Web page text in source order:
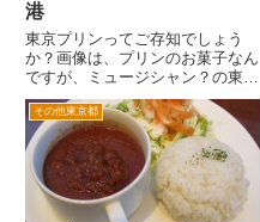
港
東京プリンってご存知でしょう
か？画像は、プリンのお菓子なん
ですが、ミュージシャン？の東京
プリンです。 牧野隆志（左プリ
ン）と伊藤洋介（右プリン）のコ
ンビで東京プリンといいます。
僕と同世代のサラリーマン諸氏は
覚えてらっしゃるかもしれませ
ん。...
その他東京都